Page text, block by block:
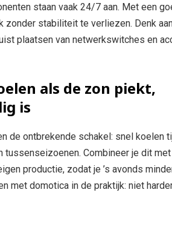
staan vaak 24/7 aan. Met een
zonder stabiliteit te verliezen. Denk
plaatsen van netwerkswitches en
als de zon piekt,
is
de ontbrekende schakel: snel koelen
tussenseizoenen. Combineer je dit met
productie, zodat je ’s avonds
met domotica in de praktijk: niet